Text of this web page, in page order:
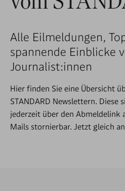
Alle Eilmeldungen,
spannende Einblicke
Journalist:innen
Hier finden Sie eine Übersicht
STANDARD Newslettern. Diese
jederzeit über den Abmeldelink
Mails stornierbar. Jetzt gleich